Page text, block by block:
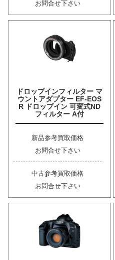
お問合せ下さい
ドロップインフィルター マ
ウントアダプター EF-EOS
R ドロップイン 可変式ND
フィルター A付
新品参考買取価格
お問合せ下さい
中古参考買取価格
お問合せ下さい